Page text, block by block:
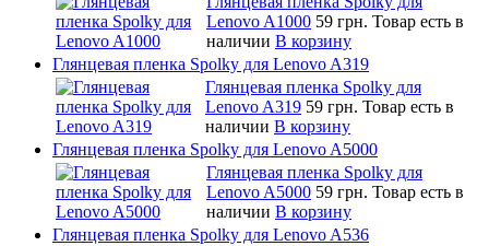
Lenovo A1000 59 грн. Товар есть в
наличии В корзину
Глянцевая пленка Spolky для Lenovo A319
Глянцевая пленка Spolky для
Lenovo A319 59 грн. Товар есть в
наличии В корзину
Глянцевая пленка Spolky для Lenovo A5000
Глянцевая пленка Spolky для
Lenovo A5000 59 грн. Товар есть в
наличии В корзину
Глянцевая пленка Spolky для Lenovo A536